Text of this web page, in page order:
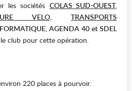
les sociétés COLAS SUD-OUEST,
VELO,
TRANSPORTS
AGENDA 40 et SDEL
club pour cette opération.
220 places à pourvoir.